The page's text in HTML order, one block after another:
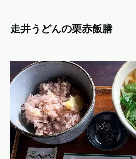
走井うどんの栗赤飯膳